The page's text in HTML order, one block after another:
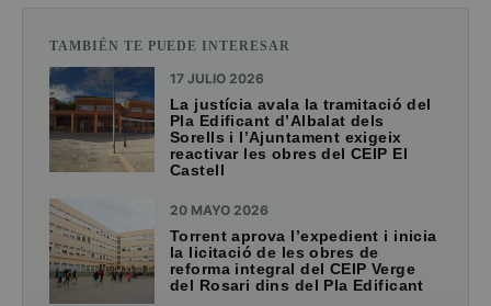
TAMBIÉN TE PUEDE INTERESAR
17 JULIO 2026
La justícia avala la tramitació del
Pla Edificant d’Albalat dels
Sorells i l’Ajuntament exigeix
reactivar les obres del CEIP El
Castell
20 MAYO 2026
Torrent aprova l’expedient i inicia
la licitació de les obres de
reforma integral del CEIP Verge
del Rosari dins del Pla Edificant